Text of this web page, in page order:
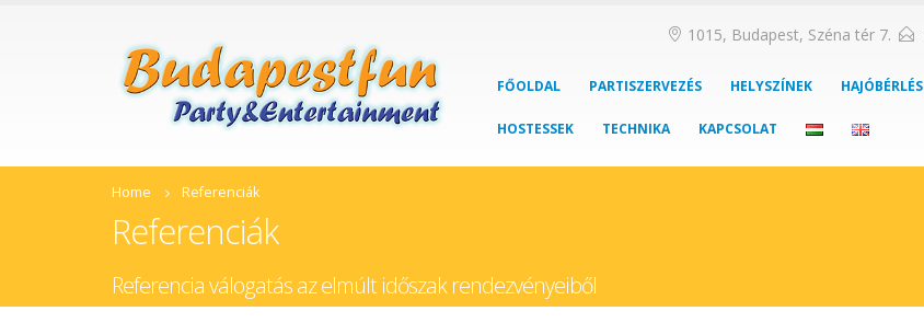
1015, Budapest, Széna tér 7.
FŐOLDAL PARTISZERVEZÉS HELYSZÍNEK HAJÓBÉRLÉS
HOSTESSEK TECHNIKA KAPCSOLAT
Home Referenciák
Referenciák
Referencia válogatás az elmúlt időszak rendezvényeiből